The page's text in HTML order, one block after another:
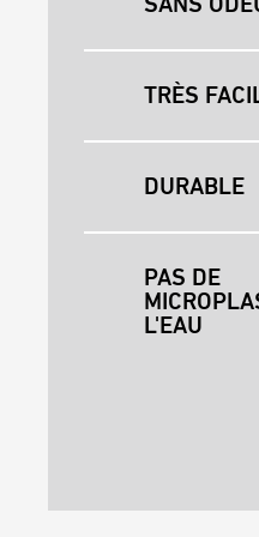
TRÈS
DURABLE
PAS DE
L'EAU